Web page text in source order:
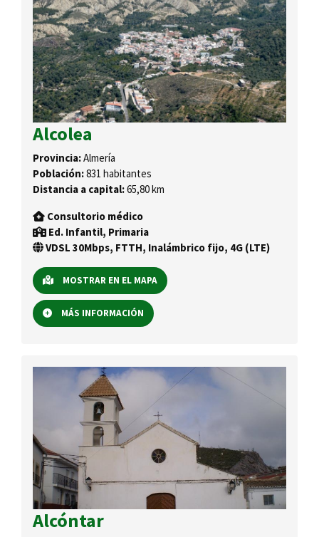
Alcolea
Provincia:Almería
Población:831 habitantes
Distancia a capital:65,80 km
Consultorio médico
Ed. Infantil, Primaria
VDSL 30Mbps, FTTH, Inalámbrico fijo, 4G (LTE)
MOSTRAR EN EL MAPA
MÁS INFORMACIÓN
Alcóntar